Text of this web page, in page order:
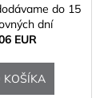
do 15
dní
EUR
KOŠÍKA